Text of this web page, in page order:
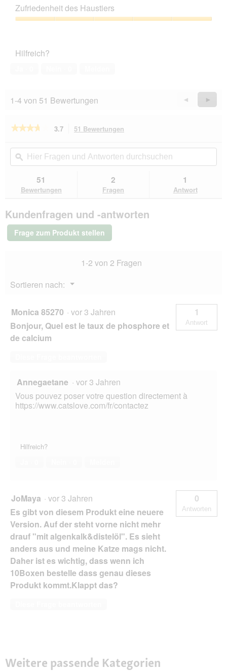
Leistungs-
Verhältnis,
3
Zufriedenheit des Haustiers
5
Hilfreich?
1-4 von 51 Bewertungen
Zurück
Reviews
◄
Weiter
►
★★★★★
★★★★★
5
lesen
CAT'S
Katzenfutter
Katze
in
Lachsöl
3.7 51 Bewertungen
Aktion
navigierst
du
Hier
Fragen
und
Antworten
durchsuchen
ϙ
51
Bewertungen
2
Fragen
1
Antwort
Kundenfragen und -antworten
Frage zum Produkt stellen
1-2 von 2 Fragen
Sortieren nach:
▼
Menü
Monica 85270 · vor 3 Jahren
Bonjour, Quel est le taux de phosphore et
de calcium
1
Antwort
Annegaetane · vor 3 Jahren
Vous pouvez poser votre question directement à
https://www.catslove.com/fr/contactez
Hilfreich?
JoMaya · vor 3 Jahren
Es gibt von diesem Produkt eine neuere
Version. Auf der steht vorne nicht mehr
drauf "mit algenkalk&distelöl". Es sieht
anders aus und meine Katze mags nicht.
Daher ist es wichtig, dass wenn ich
10Boxen bestelle dass genau dieses
Produkt kommt.Klappt das?
0
Antworten
Weitere passende Kategorien